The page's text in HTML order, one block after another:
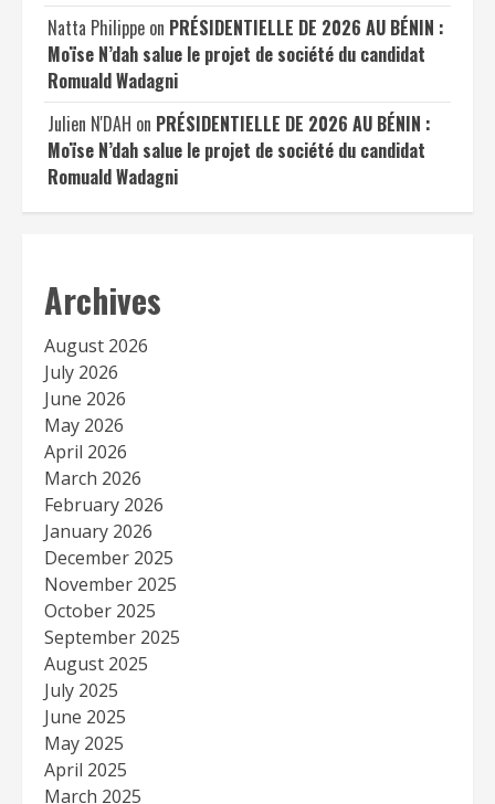
Natta Philippe on PRÉSIDENTIELLE DE 2026 AU BÉNIN :
Moïse N’dah salue le projet de société du candidat
Romuald Wadagni
Julien N'DAH on PRÉSIDENTIELLE DE 2026 AU BÉNIN :
Moïse N’dah salue le projet de société du candidat
Romuald Wadagni
Archives
August 2026
July 2026
June 2026
May 2026
April 2026
March 2026
February 2026
January 2026
December 2025
November 2025
October 2025
September 2025
August 2025
July 2025
June 2025
May 2025
April 2025
March 2025